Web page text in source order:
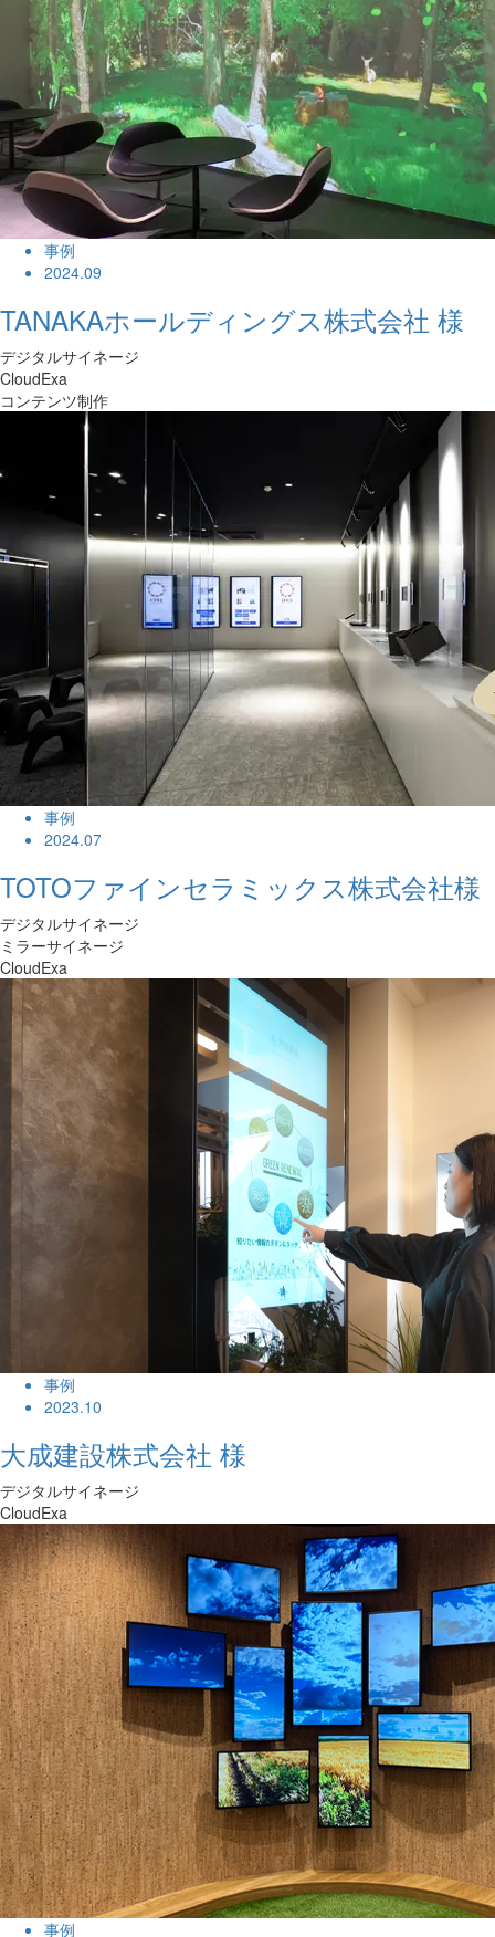
事例
2024.09
TANAKAホールディングス株式会社 様
デジタルサイネージ
CloudExa
コンテンツ制作
事例
2024.07
TOTOファインセラミックス株式会社様
デジタルサイネージ
ミラーサイネージ
CloudExa
事例
2023.10
大成建設株式会社 様
デジタルサイネージ
CloudExa
事例